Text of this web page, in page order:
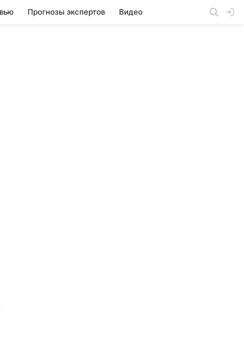
Прогнозы экспертов Видео